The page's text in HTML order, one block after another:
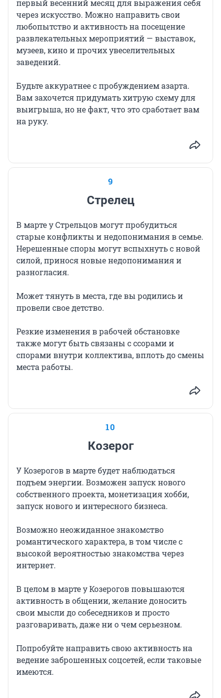
первый весенний месяц для выражения себя
через искусство. Можно направить свои
любопытство и активность на посещение
развлекательных мероприятий — выставок,
музеев, кино и прочих увеселительных
заведений.
Будьте аккуратнее с пробуждением азарта.
Вам захочется придумать хитрую схему для
выигрыша, но не факт, что это сработает вам
на руку.
9
Стрелец
В марте у Стрельцов могут пробудиться
старые конфликты и недопонимания в семье.
Нерешенные споры могут вспыхнуть с новой
силой, принося новые недопонимания и
разногласия.
Может тянуть в места, где вы родились и
провели свое детство.
Резкие изменения в рабочей обстановке
также могут быть связаны с ссорами и
спорами внутри коллектива, вплоть до смены
места работы.
10
Козерог
У Козерогов в марте будет наблюдаться
подъем энергии. Возможен запуск нового
собственного проекта, монетизация хобби,
запуск нового и интересного бизнеса.
Возможно неожиданное знакомство
романтического характера, в том числе с
высокой вероятностью знакомства через
интернет.
В целом в марте у Козерогов повышаются
активность в общении, желание доносить
свои мысли до собеседников и просто
разговаривать, даже ни о чем серьезном.
Попробуйте направить свою активность на
ведение заброшенных соцсетей, если таковые
имеются.